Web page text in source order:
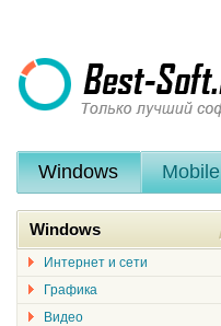
Windows Mobile
Windows
Интернет и сети
Графика
Видео